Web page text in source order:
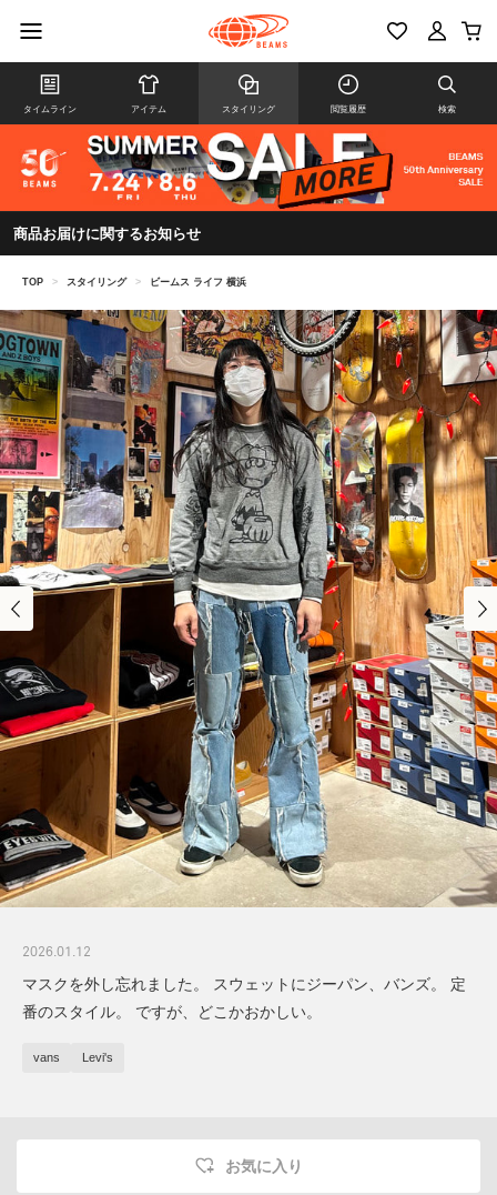
タイムライン アイテム スタイリング 閲覧履歴 検索
商品お届けに関するお知らせ
TOP > スタイリング > ビームス ライフ 横浜
2026.01.12
マスクを外し忘れました。 スウェットにジーパン、バンズ。 定
番のスタイル。 ですが、どこかおかしい。
vans Levi's
お気に入り